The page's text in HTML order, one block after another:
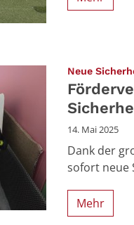
Neue
14. Mai 2025
Dank der
sofort neue
Mehr